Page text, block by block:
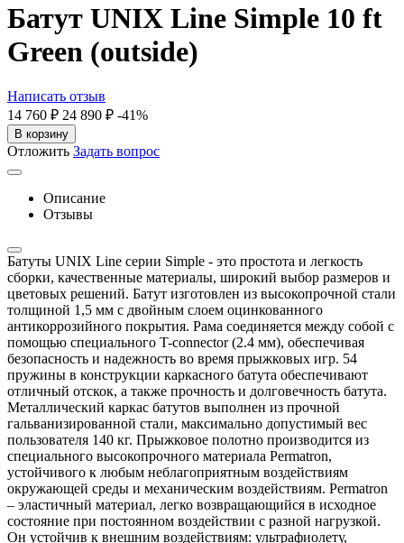
Батут UNIX Line Simple 10 ft
Green (outside)
Написать отзыв
14 760 ₽ 24 890 ₽ -41%
В корзину
Отложить Задать вопрос
Описание
Отзывы
Батуты UNIX Line серии Simple - это простота и легкость
сборки, качественные материалы, широкий выбор размеров и
цветовых решений. Батут изготовлен из высокопрочной стали
толщиной 1,5 мм с двойным слоем оцинкованного
антикоррозийного покрытия. Рама соединяется между собой с
помощью специального T-connector (2.4 мм), обеспечивая
безопасность и надежность во время прыжковых игр. 54
пружины в конструкции каркасного батута обеспечивают
отличный отскок, а также прочность и долговечность батута.
Металлический каркас батутов выполнен из прочной
гальванизированной стали, максимально допустимый вес
пользователя 140 кг. Прыжковое полотно производится из
специального высокопрочного материала Permatron,
устойчивого к любым неблагоприятным воздействиям
окружающей среды и механическим воздействиям. Permatron
– эластичный материал, легко возвращающийся в исходное
состояние при постоянном воздействии с разной нагрузкой.
Он устойчив к внешним воздействиям: ультрафиолету,